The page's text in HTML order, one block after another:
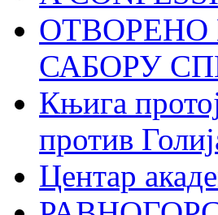
САБОРУ
Књига
против
Центар